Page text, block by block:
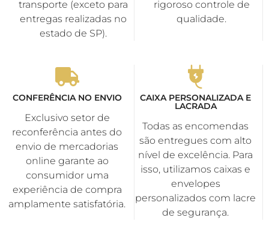
transporte (exceto para
entregas realizadas no
estado de SP).
rigoroso controle de
qualidade.
CONFERÊNCIA NO ENVIO
Exclusivo setor de
reconferência antes do
envio de mercadorias
online garante ao
consumidor uma
experiência de compra
amplamente satisfatória.
CAIXA PERSONALIZADA E
LACRADA
Todas as encomendas
são entregues com alto
nível de excelência. Para
isso, utilizamos caixas e
envelopes
personalizados com lacre
de segurança.